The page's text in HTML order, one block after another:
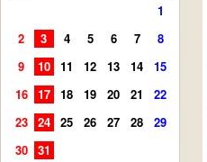
1
2
3 4 5 6 7
8
9
10 11 12 13 14
15
16
17 18 19 20 21
22
23
24 25 26 27 28
29
30
31